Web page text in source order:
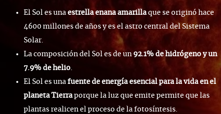
El Sol es una estrella enana amarillaque se originó hace
4600 millones de años y es el astro central del Sistema
Solar.
La composición del Sol es de un 92.1% de hidrógeno y un
7.9% de helio.
El Sol es una fuente de energía esencial para la vida en el
planeta Tierraporque la luz que emite permite que las
plantas realicen el proceso de la fotosíntesis.